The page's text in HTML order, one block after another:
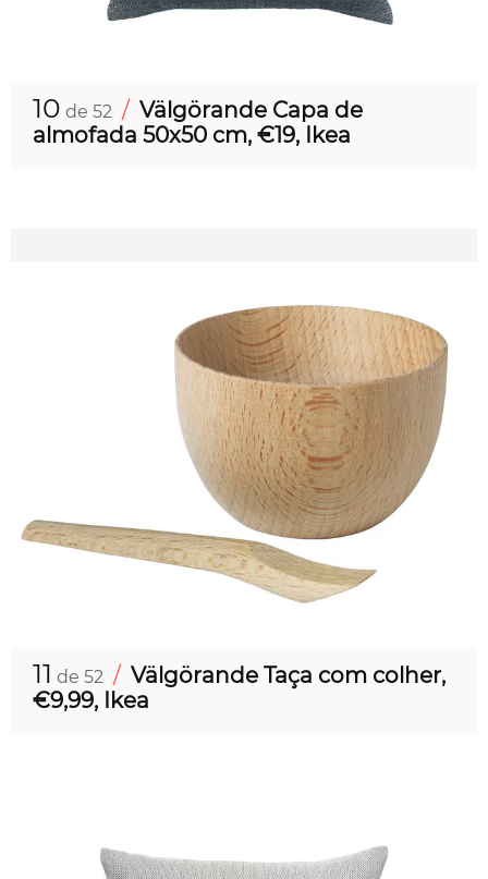
10 de 52 / Välgörande Capa de
almofada 50x50 cm, €19, Ikea
11 de 52 / Välgörande Taça com colher,
€9,99, Ikea